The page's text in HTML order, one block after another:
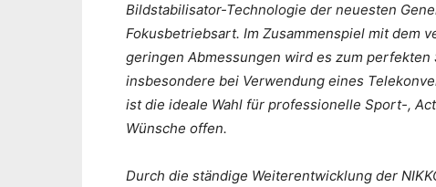
Bildstabilisator-Technologie der neuesten
Fokusbetriebsart. Im Zusammenspiel mit dem
geringen Abmessungen wird es zum
insbesondere bei Verwendung eines
ist die ideale Wahl für professionelle Sport-,
Wünsche offen.
Durch die ständige Weiterentwicklung der